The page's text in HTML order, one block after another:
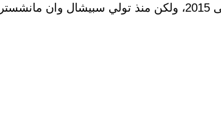
وكانت الحرب بين جوارديولا ومورينيو على أشدها في الفترة من 2009 وحتى 2015، ولكن منذ تولي